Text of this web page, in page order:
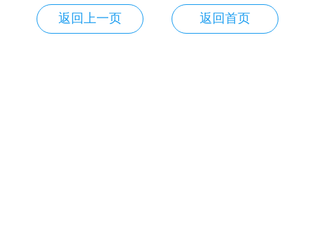
返回上一页 返回首页